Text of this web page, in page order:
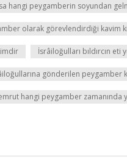
hangi peygamberin soyundan
olarak görevlendirdiği kavim
İsrâiloğulları bıldırcın eti
gönderilen peygamber
hangi peygamber zamanında